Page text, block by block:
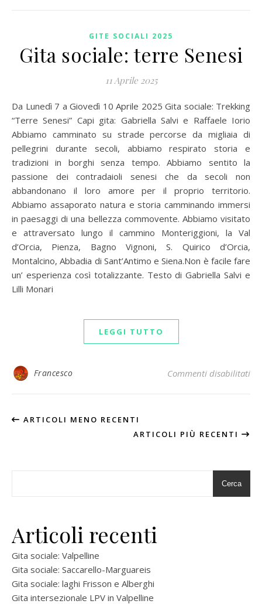
GITE SOCIALI 2025
Gita sociale: terre Senesi
11 Aprile 2025
Da Lunedì 7 a Giovedì 10 Aprile 2025 Gita sociale: Trekking
“Terre Senesi” Capi gita: Gabriella Salvi e Raffaele Iorio
Abbiamo camminato su strade percorse da migliaia di
pellegrini durante secoli, abbiamo respirato storia e
tradizioni in borghi senza tempo. Abbiamo sentito la
passione dei contradaioli senesi che da secoli non
abbandonano il loro amore per il proprio territorio.
Abbiamo assaporato natura e storia camminando immersi
in paesaggi di una bellezza commovente. Abbiamo visitato
e attraversato lungo il cammino Monteriggioni, la Val
d’Orcia, Pienza, Bagno Vignoni, S. Quirico d’Orcia,
Montalcino, Abbadia di Sant’Antimo e Siena.Non è facile fare
un’ esperienza così totalizzante. Testo di Gabriella Salvi e
Lilli Monari
LEGGI TUTTO
Francesco Commenti disabilitatisu
ARTICOLI MENO RECENTI
ARTICOLI PIÙ RECENTI
Cerca
Articoli recenti
Gita sociale: Valpelline
Gita sociale: Saccarello-Marguareis
Gita sociale: laghi Frisson e Alberghi
Gita intersezionale LPV in Valpelline